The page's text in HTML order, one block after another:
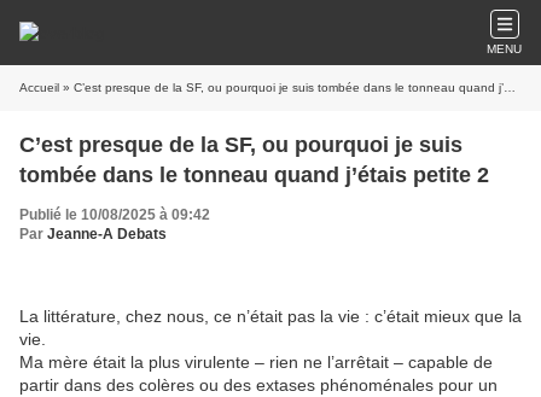
MENU
Accueil » C’est presque de la SF, ou pourquoi je suis tombée dans le tonneau quand j’étais petite 2
C’est presque de la SF, ou pourquoi je suis
tombée dans le tonneau quand j’étais petite 2
Publié le 10/08/2025 à 09:42
Par Jeanne-A Debats
La littérature, chez nous, ce n’était pas la vie : c’était mieux que la
vie.
Ma mère était la plus virulente – rien ne l’arrêtait – capable de
partir dans des colères ou des extases phénoménales pour un